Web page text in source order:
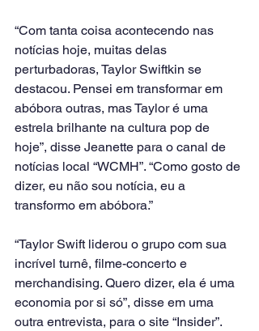
“Com tanta coisa acontecendo nas
notícias hoje, muitas delas
perturbadoras, Taylor Swiftkin se
destacou. Pensei em transformar em
abóbora outras, mas Taylor é uma
estrela brilhante na cultura pop de
hoje”, disse Jeanette para o canal de
notícias local “WCMH”. “Como gosto de
dizer, eu não sou notícia, eu a
transformo em abóbora.”
“Taylor Swift liderou o grupo com sua
incrível turnê, filme-concerto e
merchandising. Quero dizer, ela é uma
economia por si só”, disse em uma
outra entrevista, para o site “Insider”.